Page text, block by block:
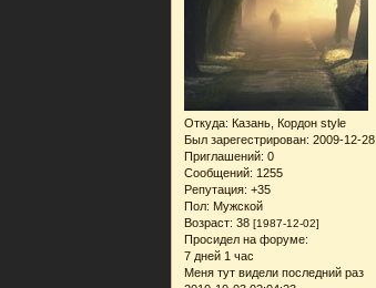
Откуда: Казань, Кордон style
Был зарегестрирован: 2009-12-28
Приглашений: 0
Сообщений: 1255
Репутация: +35
Пол: Мужской
Возраст: 38[1987-12-02]
Просидел на форуме:
7 дней 1 час
Меня тут видели последний раз